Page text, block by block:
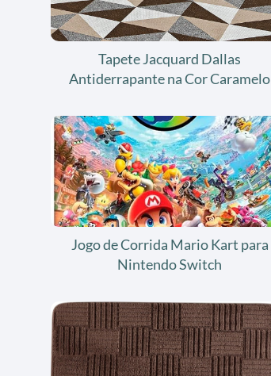
Tapete Jacquard Dallas
Antiderrapante na Cor Caramelo
Jogo de Corrida Mario Kart para
Nintendo Switch